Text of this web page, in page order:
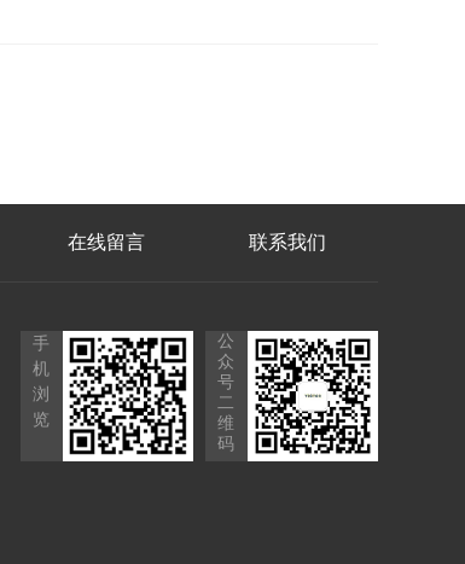
在线留言 联系我们
手
机
浏
览
公
众
号
二
维
码